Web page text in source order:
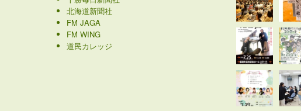
北海道新聞社
FM JAGA
FM WING
道民カレッジ